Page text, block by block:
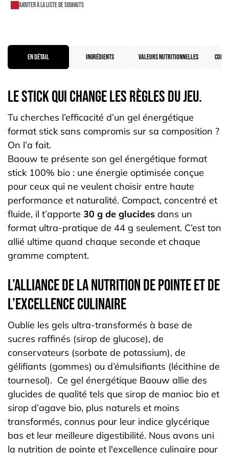
Ajouter à la liste de souhaits
EN DÉTAIL INGRÉDIENTS VALEURS NUTRITIONNELLES
Le stick qui change les règles du jeu.
Tu cherches l’efficacité d’un gel énergétique
format stick sans compromis sur sa composition ?
On l’a fait.
Baouw te présente son gel énergétique format
stick 100% bio : une énergie optimisée conçue
pour ceux qui ne veulent choisir entre haute
performance et naturalité. Compact, concentré et
fluide, il t’apporte 30 g de glucides dans un
format ultra-pratique de 44 g seulement. C’est ton
allié ultime quand chaque seconde et chaque
gramme comptent.
L’alliance de la nutrition de pointe et de
l’excellence culinaire
Oublie les gels ultra-transformés à base de
sucres raffinés (sirop de glucose), de
conservateurs (sorbate de potassium), de
gélifiants (gommes) ou d’émulsifiants (lécithine de
tournesol). Ce gel énergétique Baouw allie des
glucides de qualité tels que sirop de manioc bio et
sirop d’agave bio, plus naturels et moins
transformés, connus pour leur indice glycérique
bas et leur meilleure digestibilité. Nous avons uni
la nutrition de pointe et l'excellence culinaire pour